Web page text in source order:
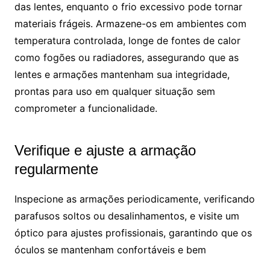
das lentes, enquanto o frio excessivo pode tornar
materiais frágeis. Armazene-os em ambientes com
temperatura controlada, longe de fontes de calor
como fogões ou radiadores, assegurando que as
lentes e armações mantenham sua integridade,
prontas para uso em qualquer situação sem
comprometer a funcionalidade.
Verifique e ajuste a armação
regularmente
Inspecione as armações periodicamente, verificando
parafusos soltos ou desalinhamentos, e visite um
óptico para ajustes profissionais, garantindo que os
óculos se mantenham confortáveis e bem